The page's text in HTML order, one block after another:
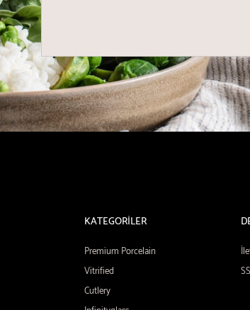
KATEGORİLER
Premium Porcelain
Vitrified
Cutlery